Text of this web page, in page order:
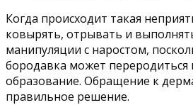
Когда происходит такая
ковырять, отрывать и
манипуляции с наростом,
бородавка может переродиться
образование. Обращение к
правильное решение.